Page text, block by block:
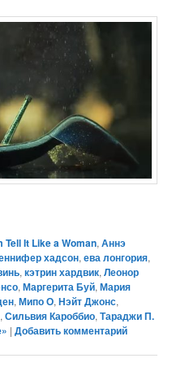
Tell It Like a Woman,Аннэ
хадсон,ева лонгория,
,кэтрин хардвик,Леонор
,Маргерита Буй,Мария
,Мипо О,Нэйт Джонс,
,Сильвия Кароббио,Тараджи П.
|Добавить комментарий